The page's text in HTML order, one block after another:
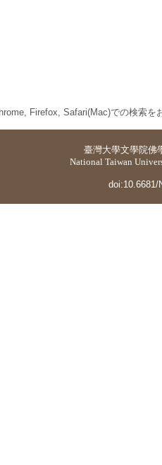
Firefox, Safari(Mac)での検索を
臺灣大學文學院佛
National Taiwan
doi:10.6681/